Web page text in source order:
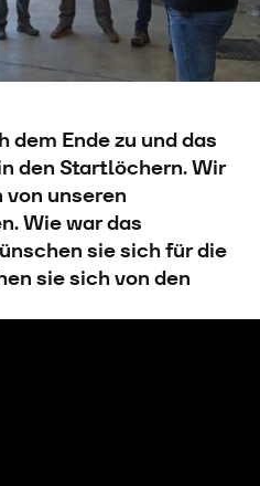
Ende zu und das
den Startlöchern. Wir
unseren
Wie war das
sie sich für die
sie sich von den